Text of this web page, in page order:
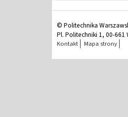
© Politechnika
Pl. Politechniki 1, 00-
Kontakt Mapa strony